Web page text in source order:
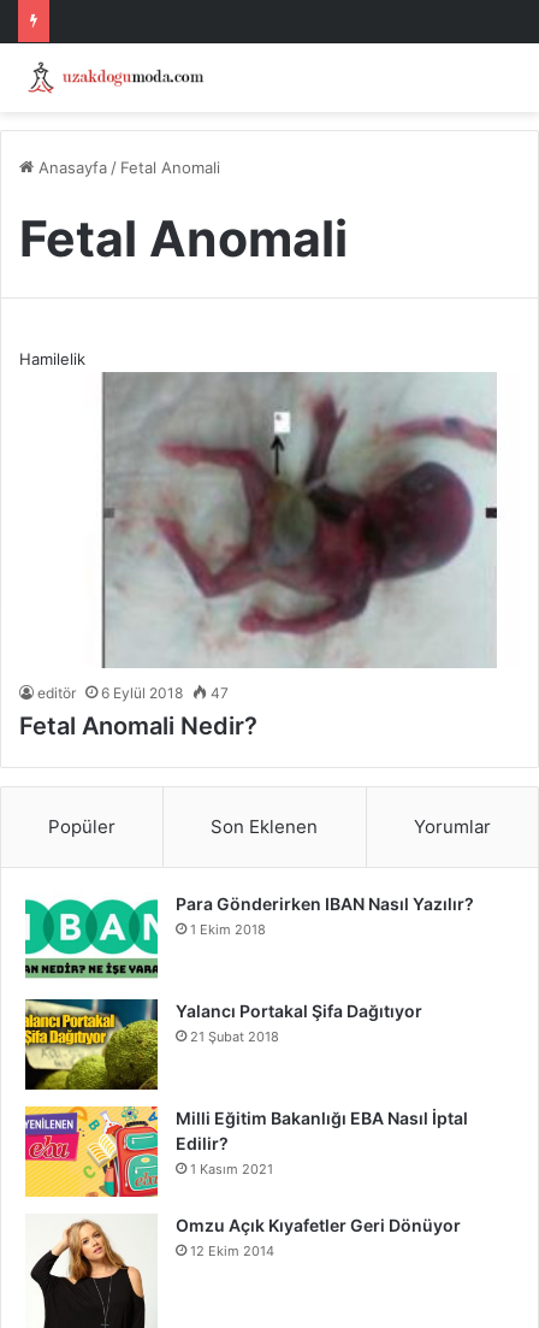
Anasayfa / Fetal Anomali
Fetal Anomali
Hamilelik
editör 6 Eylül 2018 47
Fetal Anomali Nedir?
Popüler Son Eklenen Yorumlar
Para Gönderirken IBAN Nasıl Yazılır?
1 Ekim 2018
Yalancı Portakal Şifa Dağıtıyor
21 Şubat 2018
Milli Eğitim Bakanlığı EBA Nasıl İptal
Edilir?
1 Kasım 2021
Omzu Açık Kıyafetler Geri Dönüyor
12 Ekim 2014